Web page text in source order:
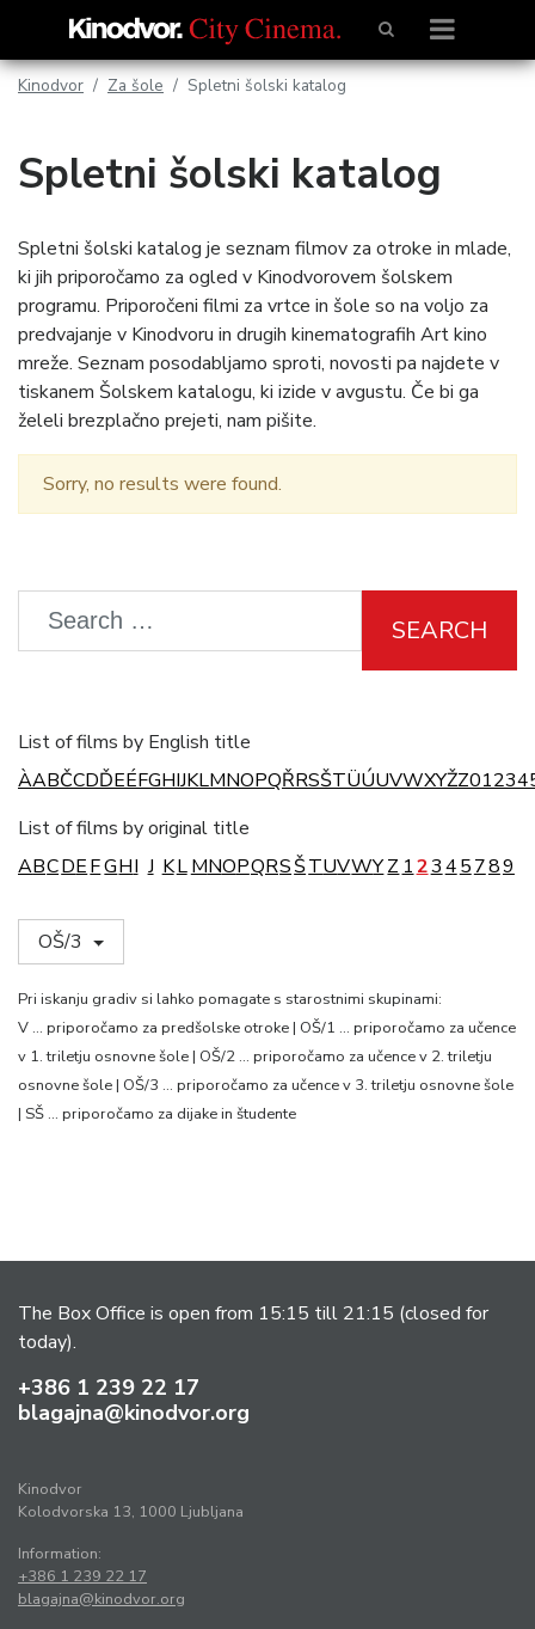
Kinodvor Za šole Spletni šolski katalog
Spletni šolski katalog
Spletni šolski katalog je seznam filmov za otroke in mlade,
ki jih priporočamo za ogled v Kinodvorovem šolskem
programu. Priporočeni filmi za vrtce in šole so na voljo za
predvajanje v Kinodvoru in drugih kinematografih Art kino
mreže. Seznam posodabljamo sproti, novosti pa najdete v
tiskanem Šolskem katalogu, ki izide v avgustu. Če bi ga
želeli brezplačno prejeti, nam pišite.
Sorry, no results were found.
SEARCH
List of films by English title
ÀABČCDĎEÉFGHIJKLMNOPQŘRSŠTÜÚUVWXYŽZ01234
List of films by original title
ABCDEFGHI J KLMNOPQRSŠTUVWYZ 12345789
OŠ/3
Pri iskanju gradiv si lahko pomagate s starostnimi skupinami:
V … priporočamo za predšolske otroke | OŠ/1 … priporočamo za učence
v 1. triletju osnovne šole | OŠ/2 … priporočamo za učence v 2. triletju
osnovne šole | OŠ/3 … priporočamo za učence v 3. triletju osnovne šole
| SŠ … priporočamo za dijake in študente
The Box Office is open from 15:15 till 21:15 (closed for
today).
+386 1 239 22 17
blagajna@kinodvor.org
Kinodvor
Kolodvorska 13, 1000 Ljubljana
Information:
+386 1 239 22 17
blagajna@kinodvor.org